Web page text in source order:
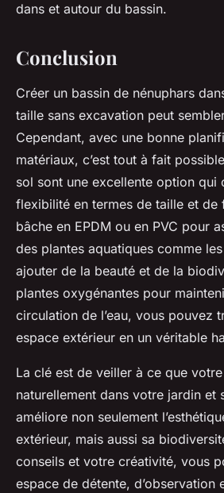
dans et autour du bassin.
Conclusion
Créer un bassin de nénuphars
taille sans excavation peut
Cependant, avec une bonne
matériaux, c’est tout à fait
sol sont une excellente option qui
flexibilité en termes de taille et de
bâche en EPDM ou en PVC pour
des plantes aquatiques comme
ajouter de la beauté et de la
plantes oxygénantes pour
circulation de l’eau, vous pouvez
espace extérieur en un véritable
La clé est de veiller à ce que
naturellement dans votre jardin et
améliore non seulement
extérieur, mais aussi sa
conseils et votre créativité, vous
espace de détente, d’observation